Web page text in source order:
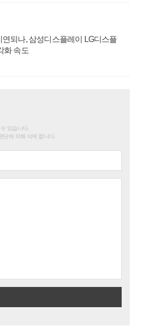
되나, 삼성디스플레이 LG디스플
화 속도
있습니다.
단에 의해 삭제 합니다.